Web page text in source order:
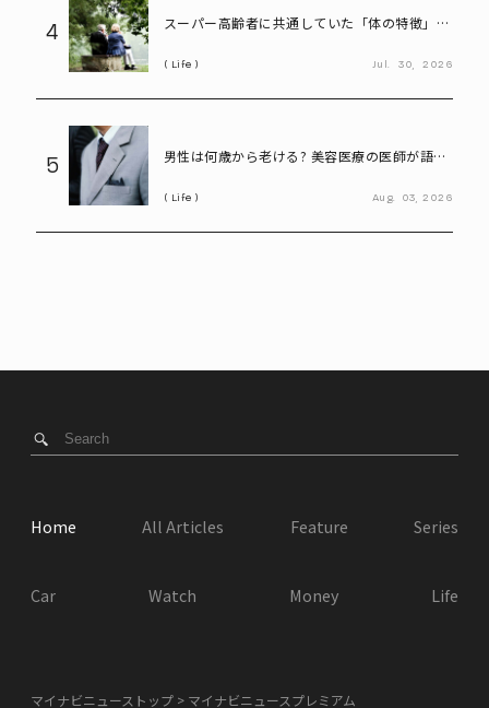
4
スーパー高齢者に共通していた「体の特徴」と
Life Jul. 30, 2026
5
男性は何歳から老ける? 美容医療の医師が語る
Life Aug. 03, 2026
Home All Articles Feature Series
Car Watch Money Life
マイナビニューストップ マイナビニュースプレミアム